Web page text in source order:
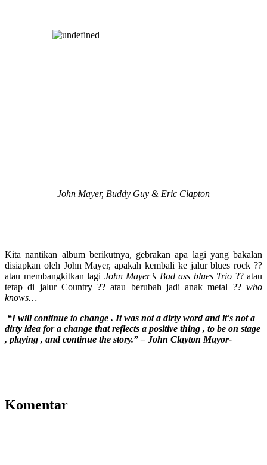
John Mayer, Buddy Guy & Eric Clapton
Kita nantikan album berikutnya, gebrakan apa lagi yang bakalan
disiapkan oleh John Mayer, apakah kembali ke jalur blues rock ??
atau membangkitkan lagi John Mayer’s Bad ass blues Trio ?? atau
tetap di jalur Country ?? atau berubah jadi anak metal ?? who
knows…
“I will continue to change . It was not a dirty word and it's not a
dirty idea for a change that reflects a positive thing , to be on stage
, playing , and continue the story.” – John Clayton Mayor-
Komentar